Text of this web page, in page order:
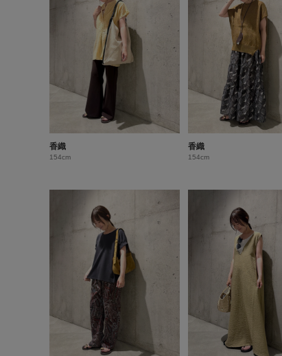
香織
154cm
香織
154cm